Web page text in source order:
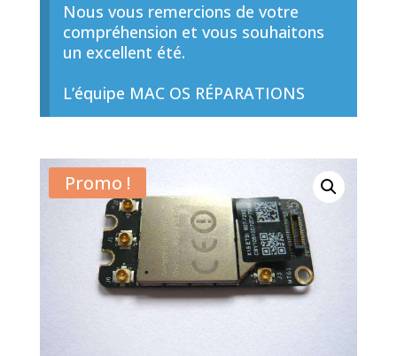
Nous vous remercions de votre
compréhension et vous souhaitons
un excellent été.
L’équipe MAC OS RÉPARATIONS
Promo !